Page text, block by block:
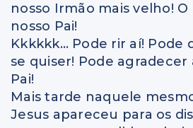
nosso Irmão mais velho! O
nosso Pai!
Kkkkkk… Pode rir aí! Pode
se quiser! Pode agradecer
Pai!
Mais tarde naquele
Jesus apareceu para os